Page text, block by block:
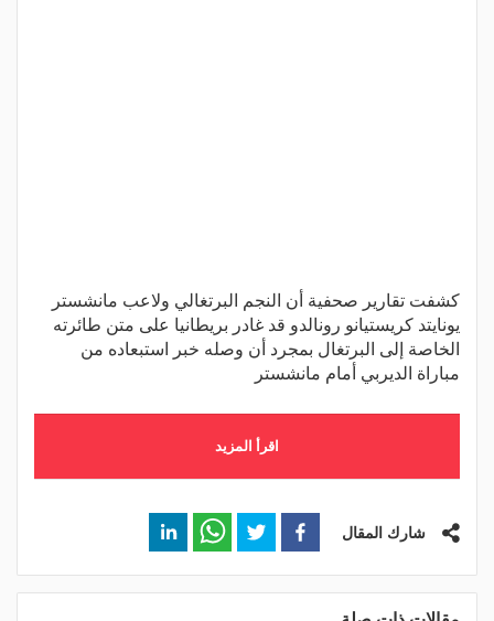
كشفت تقارير صحفية أن النجم البرتغالي ولاعب مانشستر
يونايتد كريستيانو رونالدو قد غادر بريطانيا على متن طائرته
الخاصة إلى البرتغال بمجرد أن وصله خبر استبعاده من
مباراة الديربي أمام مانشستر
اقرأ المزيد
شارك المقال